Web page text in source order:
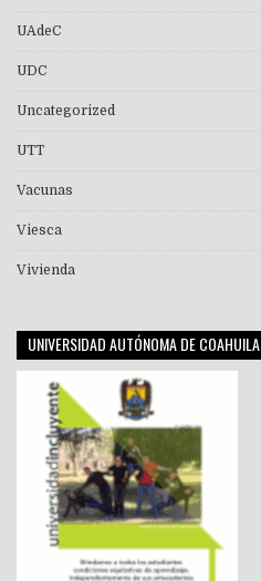
UAdeC
UDC
Uncategorized
UTT
Vacunas
Viesca
Vivienda
UNIVERSIDAD AUTÓNOMA DE COAHUILA